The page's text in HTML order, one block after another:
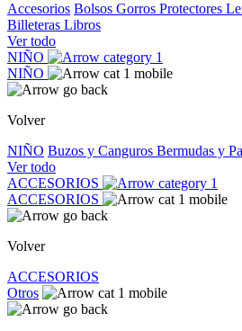
Accesorios Bolsos Gorros Protectores
Billeteras Libros
Ver todo
NIÑO
NIÑO
Volver
NIÑO Buzos y Canguros Bermudas y
Ver todo
ACCESORIOS
ACCESORIOS
Volver
ACCESORIOS
Otros